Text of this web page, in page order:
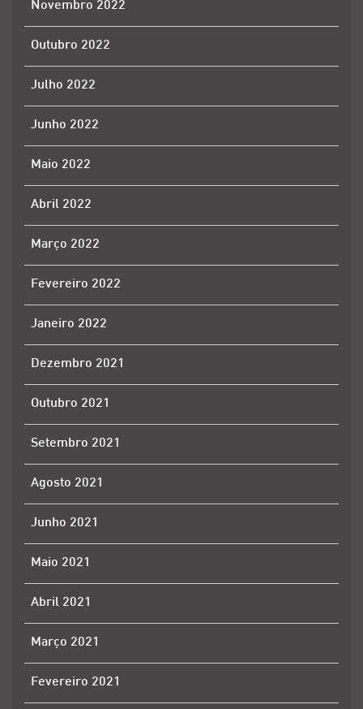
Novembro 2022
Outubro 2022
Julho 2022
Junho 2022
Maio 2022
Abril 2022
Março 2022
Fevereiro 2022
Janeiro 2022
Dezembro 2021
Outubro 2021
Setembro 2021
Agosto 2021
Junho 2021
Maio 2021
Abril 2021
Março 2021
Fevereiro 2021